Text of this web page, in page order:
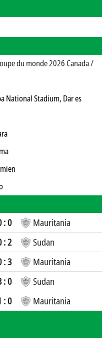
du monde 2026 Canada /
National Stadium, Dar es
: 0 Mauritania
: 2 Sudan
: 3 Mauritania
: 0 Sudan
: 0 Mauritania